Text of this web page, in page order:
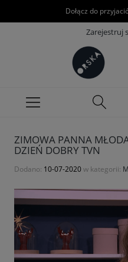
Dołącz do
Zarejestruj
ZIMOWA PANNA
DZIEŃ DOBRY TVN
Dodano: 10-07-2020w kategorii: